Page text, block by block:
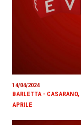
14/04/2024
BARLETTA -
APRILE